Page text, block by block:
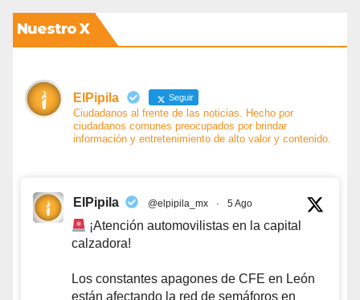
Nuestro X
ElPipila Seguir
Ciudadanos al frente de las noticias. Hecho por
ciudadanos comunes preocupados por brindar
información y entretenimiento de alto valor y contenido.
ElPipila @elpipila_mx · 5 Ago
¡Atención automovilistas en la capital
calzadora!
Los constantes apagones de CFE en León
están afectando la red de semáforos en